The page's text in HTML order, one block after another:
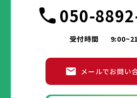
050-
受付時間
メールでお問い